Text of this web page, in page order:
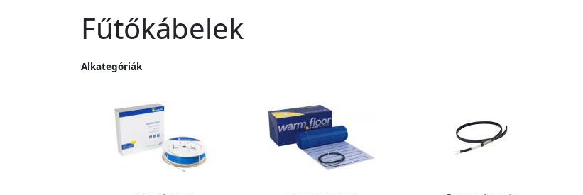
Fűtőkábelek
Alkategóriák